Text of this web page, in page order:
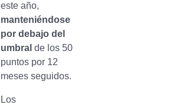
este año,
manteniéndose
por debajo del
umbral de los 50
puntos por 12
meses seguidos.
Los